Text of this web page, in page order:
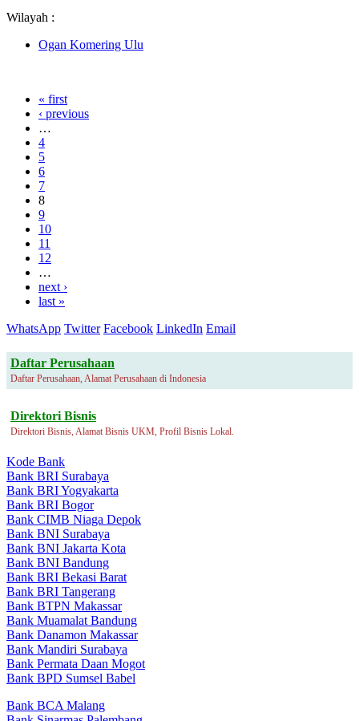
Wilayah :
Ogan Komering Ulu
« first
‹ previous
…
4
5
6
7
8
9
10
11
12
…
next ›
last »
WhatsApp Twitter Facebook LinkedIn Email
Daftar Perusahaan
Daftar Perusahaan, Alamat Perusahaan di Indonesia
Direktori Bisnis
Direktori Bisnis, Alamat Bisnis UKM, Profil Bisnis Lokal.
Kode Bank
Bank BRI Surabaya
Bank BRI Yogyakarta
Bank BRI Bogor
Bank CIMB Niaga Depok
Bank BNI Surabaya
Bank BNI Jakarta Kota
Bank BNI Bandung
Bank BRI Bekasi Barat
Bank BRI Tangerang
Bank BTPN Makassar
Bank Muamalat Bandung
Bank Danamon Makassar
Bank Mandiri Surabaya
Bank Permata Daan Mogot
Bank BPD Sumsel Babel
Bank BCA Malang